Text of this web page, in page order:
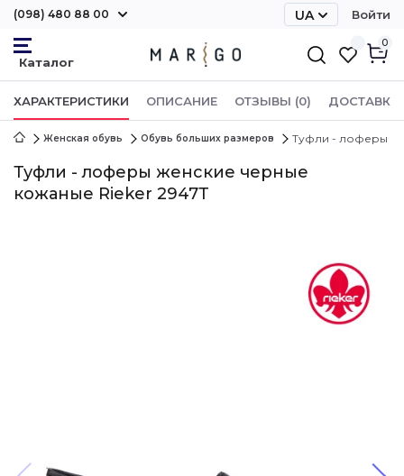
(098) 480 88 00 UA Войти
0
ХАРАКТЕРИСТИКИ ОПИСАНИЕ ОТЗЫВЫ (0) ДОСТАВКА
Женская обувь Обувь больших размеров Туфли - лоферы
Туфли - лоферы женские черные
кожаные Rieker 2947Т